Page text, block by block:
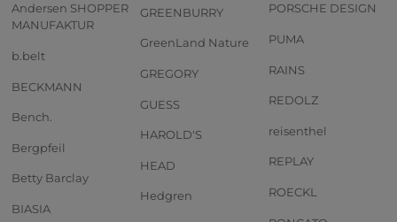
Andersen SHOPPER
MANUFAKTUR
b.belt
BECKMANN
Bench.
Bergpfeil
Betty Barclay
BIASIA
GREENBURRY
GreenLand Nature
GREGORY
GUESS
HAROLD'S
HEAD
Hedgren
PORSCHE DESIGN
PUMA
RAINS
REDOLZ
reisenthel
REPLAY
ROECKL